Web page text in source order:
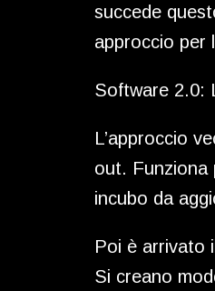
succede
approccio per
Software 2.0:
L’approccio
out. Funziona
incubo da
Poi è arrivato
Si creano